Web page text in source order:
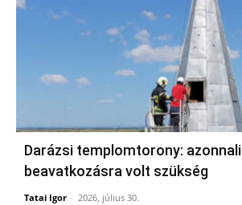
Darázsi templomtorony: azonnali
beavatkozásra volt szükség
Tatai Igor - 2026, július 30.